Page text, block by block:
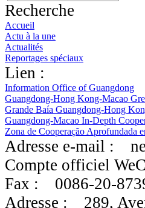
Recherche
Accueil
Actu à la une
Actualités
Reportages spéciaux
Lien :
Information Office of Guangdong
Guangdong-Hong Kong-Macao
Grande Baía Guangdong-Hong
Guangdong-Macao In-Depth
Zona de Cooperação Aprofundada
Adresse e-mail :
Compte officiel
Fax :
0086-20-
Adresse :
289,